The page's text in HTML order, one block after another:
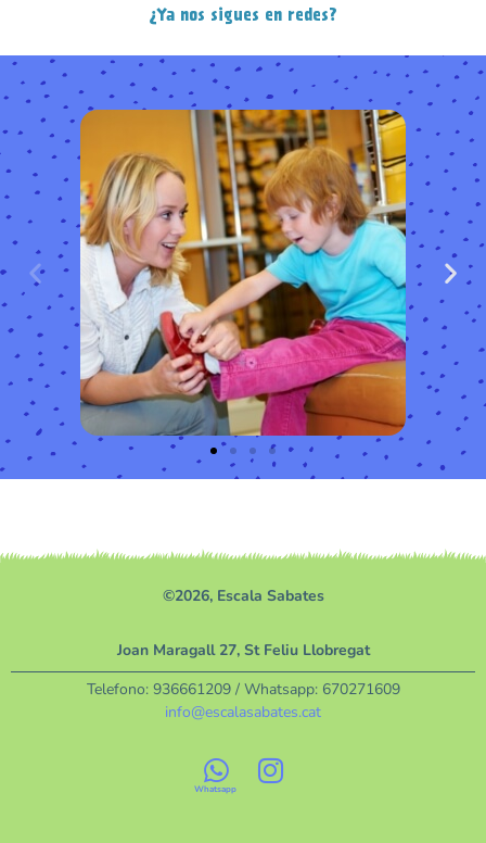
¿Ya nos sigues en redes?
©2026, Escala Sabates
Joan Maragall 27, St Feliu Llobregat
Telefono: 936661209/ Whatsapp: 670271609
info@escalasabates.cat